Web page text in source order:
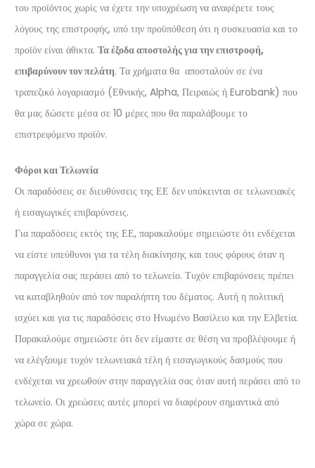
του προϊόντος χωρίς να έχετε την υποχρέωση να αναφέρετε τους
λόγους της επιστροφής, υπό την προϋπόθεση ότι η συσκευασία και το
προϊόν είναι άθικτα. Τα έξοδα αποστολής για την επιστροφή,
επιβαρύνουν τον πελάτη. Τα χρήματα θα αποσταλούν σε ένα
τραπεζικό λογαριασμό (Εθνικής, Alpha, Πειραιώς ή Eurobank) που
θα μας δώσετε μέσα σε 10 μέρες που θα παραλάβουμε το
επιστρεφόμενο προϊόν.
Φόροι και Τελωνεία
Οι παραδόσεις σε διευθύνσεις της ΕΕ δεν υπόκεινται σε τελωνειακές
ή εισαγωγικές επιβαρύνσεις.
Για παραδόσεις εκτός της ΕΕ, παρακαλούμε σημειώστε ότι ενδέχεται
να είστε υπεύθυνοι για τα τέλη διακίνησης και τους φόρους όταν η
παραγγελία σας περάσει από το τελωνείο. Τυχόν επιβαρύνσεις πρέπει
να καταβληθούν από τον παραλήπτη του δέματος. Αυτή η πολιτική
ισχύει και για τις παραδόσεις στο Ηνωμένο Βασίλειο και την Ελβετία.
Παρακαλούμε σημειώστε ότι δεν είμαστε σε θέση να προβλέψουμε ή
να ελέγξουμε τυχόν τελωνειακά τέλη ή εισαγωγικούς δασμούς που
ενδέχεται να χρεωθούν στην παραγγελία σας όταν αυτή περάσει από το
τελωνείο. Οι χρεώσεις αυτές μπορεί να διαφέρουν σημαντικά από
χώρα σε χώρα.